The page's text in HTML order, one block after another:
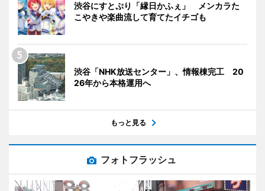
渋谷にすとぷり「縁日かふぇ」 メンカラた
こやきや楽曲流して育てたイチゴも
渋谷「NHK放送センター」、情報棟完工 20
26年から本格運用へ
もっと見る
フォトフラッシュ